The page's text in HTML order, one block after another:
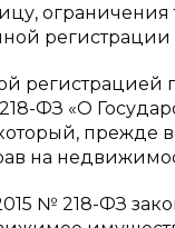
регистрации
регистрацией
ФЗ «О
прежде
на
№ 218-ФЗ